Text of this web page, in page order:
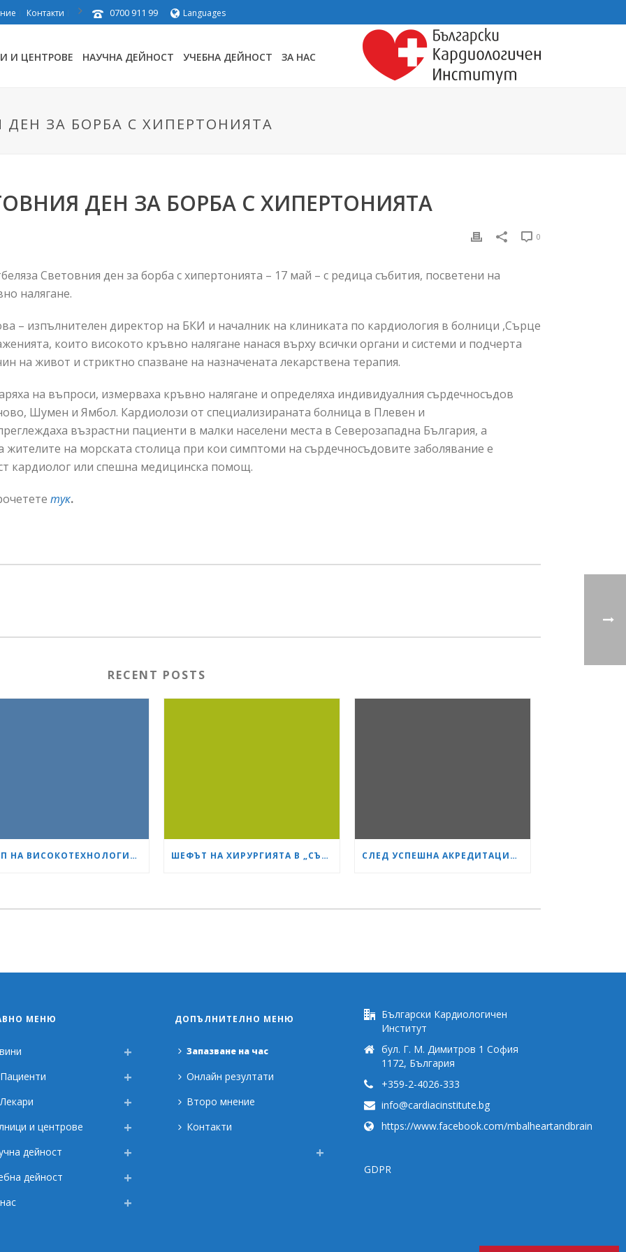
Контакти 0700 911 99 Languages
И ЦЕНТРОВЕ НАУЧНА ДЕЙНОСТ УЧЕБНА ДЕЙНОСТ ЗА НАС
ДЕН ЗА БОРБА С ХИПЕРТОНИЯТА
ДЕН ЗА БОРБА С ХИПЕРТОНИЯТА
0
Световния ден за борба с хипертонията – 17 май – с редица събития, посветени на
налягане.
– изпълнителен директор на БКИ и началник на клиниката по кардиология в болници ,Сърце
които високото кръвно налягане нанася върху всички органи и системи и подчерта
на живот и стриктно спазване на назначената лекарствена терапия.
на въпроси, измерваха кръвно налягане и определяха индивидуалния сърдечносъдов
Шумен и Ямбол. Кардиолози от специализираната болница в Плевен и
възрастни пациенти в малки населени места в Северозападна България, а
на морската столица при кои симптоми на сърдечносъдовите заболявание е
кардиолог или спешна медицинска помощ.
тук.
RECENT POSTS
ЕКИП НА ВИСОКОТЕХНОЛОГИЧНИЯ БОЛНИЧЕН КОМПЛЕКС „СЪРЦЕ И МОЗЪК“ – ПЛЕВЕН ИЗВЪРШИ ЕДНА ОТ НАЙ-СЛОЖНИТЕ ОПЕРАЦИИ В ОНКОЛОГИЧНАТА ХИРУРГИЯ ШЕФЪТ НА ХИРУРГИЯТА В „СЪРЦЕ И МОЗЪК“ РАЗКРИ КАК СА ИЗТРЪГНАЛИ ОТ СМЪРТТА ОЦЕЛЕЛИЯ ОТ КАСАПНИЦАТА НА „ТРАКИЯ“ СЛЕД УСПЕШНА АКРЕДИТАЦИЯ БОЛНИЦА „СЪРЦЕ И МОЗЪК“ СТАНА GESEA DIPLOMA CENTER
МЕНЮ
и центрове
дейност
дейност
ДОПЪЛНИТЕЛНО МЕНЮ
Запазване на час
Онлайн резултати
Второ мнение
Контакти
Български Кардиологичен
Институт
бул. Г. М. Димитров 1 София
1172, България
+359-2-4026-333
info@cardiacinstitute.bg
https://www.facebook.com/mbalheartandbrain
GDPR